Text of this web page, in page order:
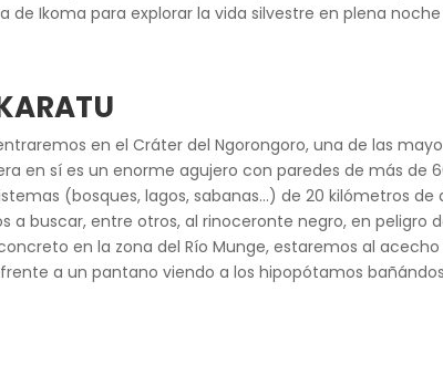
de Ikoma para explorar la vida silvestre en plena
en el Cráter del Ngorongoro, una de las
en sí es un enorme agujero con paredes de más de
(bosques, lagos, sabanas…) de 20 kilómetros de
buscar, entre otros, al rinoceronte negro, en peligro
en la zona del Río Munge, estaremos al
a un pantano viendo a los hipopótamos